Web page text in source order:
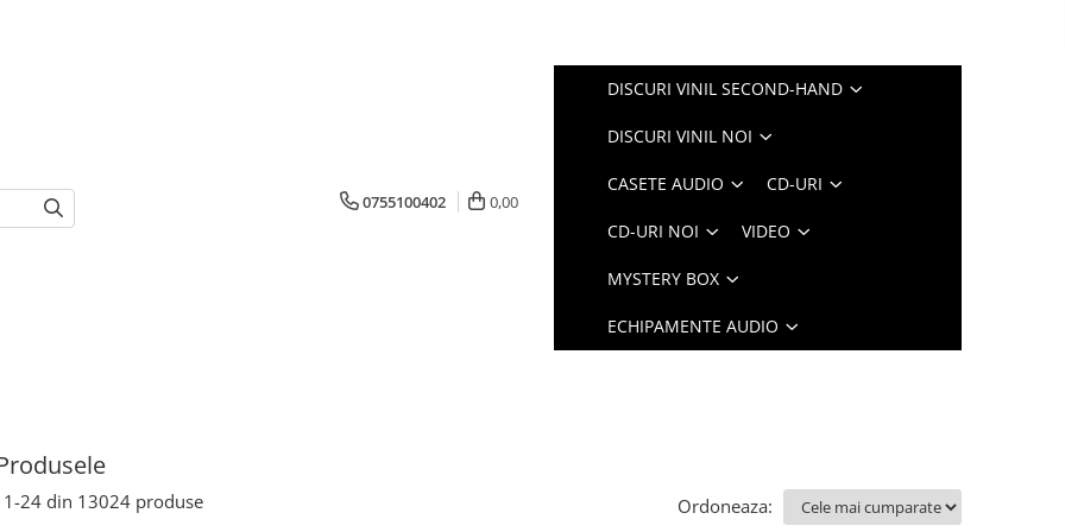
0755100402 0,00
DISCURI VINIL SECOND-HAND
DISCURI VINIL NOI
CASETE AUDIO CD-URI
CD-URI NOI VIDEO
MYSTERY BOX
ECHIPAMENTE AUDIO
1-24 din 13024 produse Ordoneaza: